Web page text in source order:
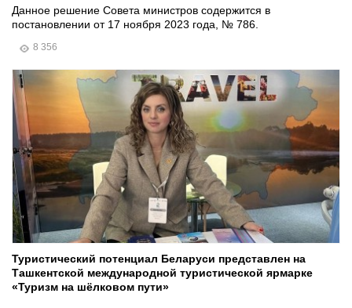
Данное решение Совета министров содержится в
постановлении от 17 ноября 2023 года, № 786.
8 356
Туристический потенциал Беларуси представлен на
Ташкентской международной туристической ярмарке
«Туризм на шёлковом пути»